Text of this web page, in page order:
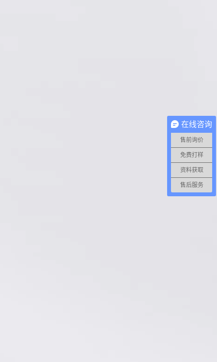
在线咨询
售前询价
免费打样
资料获取
售后服务